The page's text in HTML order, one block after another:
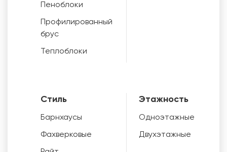
Пеноблоки
Профилированный
брус
Теплоблоки
Стиль
Барнхаусы
Фахверковые
Этажность
Одноэтажные
Двухэтажные